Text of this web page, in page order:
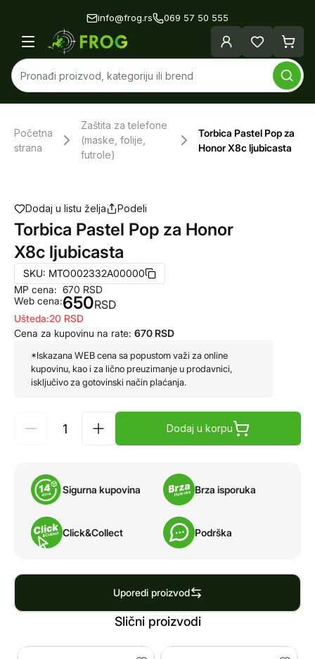
info@frog.rs 069 57 50 555
Početna
strana
Zaštita za telefone
(maske, folije,
futrole)
Torbica Pastel Pop za
Honor X8c ljubicasta
Dodaj u listu želja Podeli
Torbica Pastel Pop za Honor
X8c ljubicasta
SKU: MTO002332A00000
MP cena:
Web cena:
670 RSD
650RSD
Ušteda:20 RSD
Cena za kupovinu na rate: 670 RSD
*Iskazana WEB cena sa popustom važi za online
kupovinu, kao i za lično preuzimanje u prodavnici,
isključivo za gotovinski način plaćanja.
Dodaj u korpu
Sigurna kupovina Brza isporuka
Click&Collect Podrška
Uporedi proizvod
Slični proizvodi